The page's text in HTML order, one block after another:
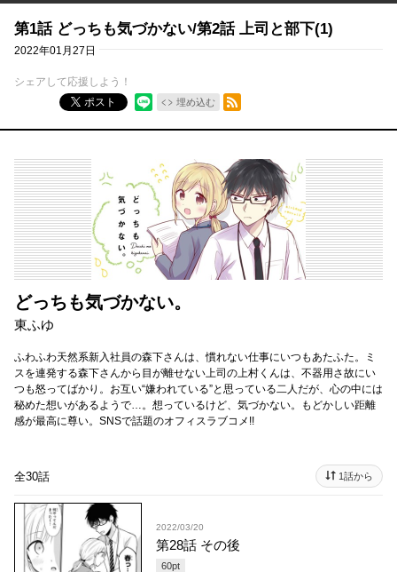
第1話 どっちも気づかない/第2話 上司と部下(1)
2022年01月27日
シェアして応援しよう！
ポスト
埋め込む
RSSフィード
どっちも気づかない。
東ふゆ
ふわふわ天然系新入社員の森下さんは、慣れない仕事にいつもあたふた。ミ
スを連発する森下さんから目が離せない上司の上村くんは、不器用さ故にい
つも怒ってばかり。お互い“嫌われている”と思っている二人だが、心の中には
秘めた想いがあるようで…。想っているけど、気づかない。もどかしい距離
感が最高に尊い。SNSで話題のオフィスラブコメ!!
全30話 1話から
2022/03/20
第28話 その後
60pt